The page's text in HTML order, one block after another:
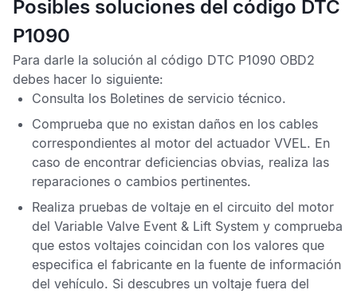
Posibles soluciones del código DTC
P1090
Para darle la solución al código DTC P1090 OBD2
debes hacer lo siguiente:
Consulta los Boletines de servicio técnico.
Comprueba que no existan daños en los cables
correspondientes al motor del actuador VVEL. En
caso de encontrar deficiencias obvias, realiza las
reparaciones o cambios pertinentes.
Realiza pruebas de voltaje en el circuito del motor
del Variable Valve Event & Lift System y comprueba
que estos voltajes coincidan con los valores que
especifica el fabricante en la fuente de información
del vehículo. Si descubres un voltaje fuera del